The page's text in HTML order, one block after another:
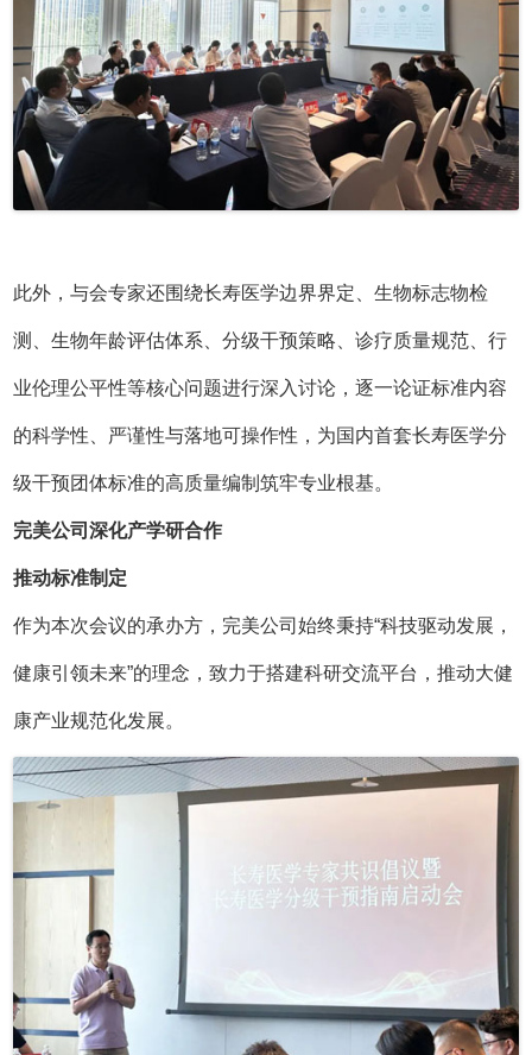
此外，与会专家还围绕长寿医学边界界定、生物标志物检
测、生物年龄评估体系、分级干预策略、诊疗质量规范、行
业伦理公平性等核心问题进行深入讨论，逐一论证标准内容
的科学性、严谨性与落地可操作性，为国内首套长寿医学分
级干预团体标准的高质量编制筑牢专业根基。
完美公司深化产学研合作
推动标准制定
作为本次会议的承办方，完美公司始终秉持“科技驱动发展，
健康引领未来”的理念，致力于搭建科研交流平台，推动大健
康产业规范化发展。